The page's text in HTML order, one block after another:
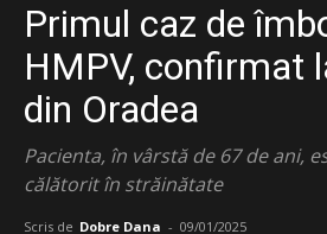
Primul caz de
HMPV, confirmat
din Oradea
Pacienta, în vârstă de 67 de ani,
călătorit în străinătate
Scris de Dobre Dana - 09/01/2025